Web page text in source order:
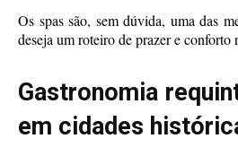
Os spas são, sem dúvida, uma das
deseja um roteiro de prazer e conforto
Gastronomia
em cidades